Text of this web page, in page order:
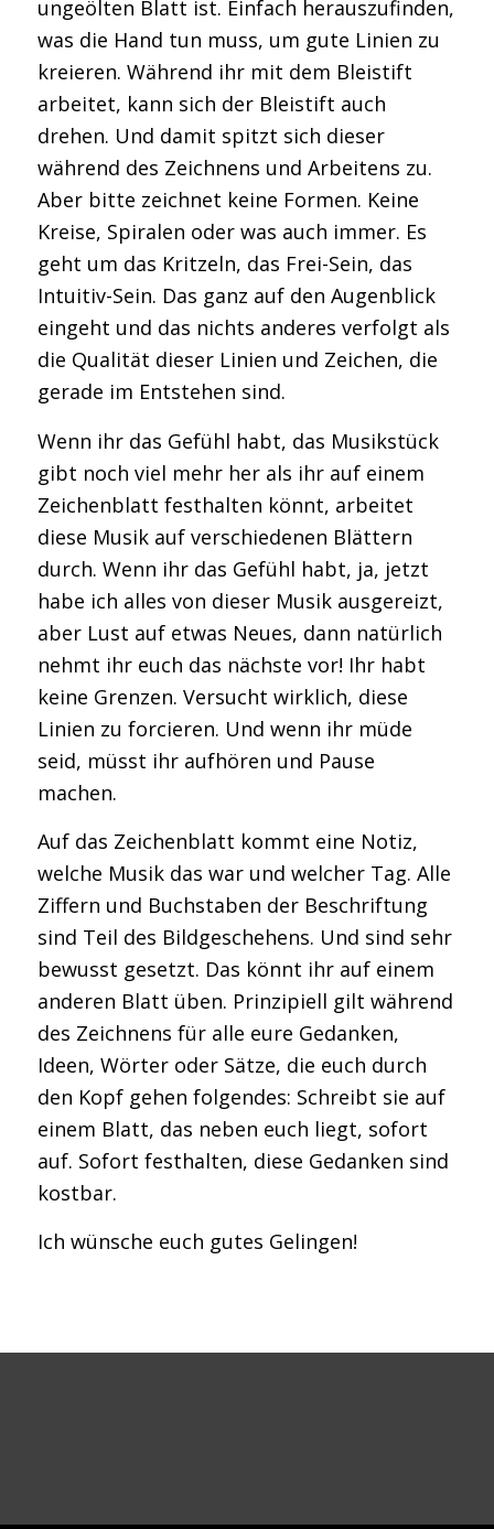
ungeölten Blatt ist. Einfach herauszufinden,
was die Hand tun muss, um gute Linien zu
kreieren. Während ihr mit dem Bleistift
arbeitet, kann sich der Bleistift auch
drehen. Und damit spitzt sich dieser
während des Zeichnens und Arbeitens zu.
Aber bitte zeichnet keine Formen. Keine
Kreise, Spiralen oder was auch immer. Es
geht um das Kritzeln, das Frei-Sein, das
Intuitiv-Sein. Das ganz auf den Augenblick
eingeht und das nichts anderes verfolgt als
die Qualität dieser Linien und Zeichen, die
gerade im Entstehen sind.
Wenn ihr das Gefühl habt, das Musikstück
gibt noch viel mehr her als ihr auf einem
Zeichenblatt festhalten könnt, arbeitet
diese Musik auf verschiedenen Blättern
durch. Wenn ihr das Gefühl habt, ja, jetzt
habe ich alles von dieser Musik ausgereizt,
aber Lust auf etwas Neues, dann natürlich
nehmt ihr euch das nächste vor! Ihr habt
keine Grenzen. Versucht wirklich, diese
Linien zu forcieren. Und wenn ihr müde
seid, müsst ihr aufhören und Pause
machen.
Auf das Zeichenblatt kommt eine Notiz,
welche Musik das war und welcher Tag. Alle
Ziffern und Buchstaben der Beschriftung
sind Teil des Bildgeschehens. Und sind sehr
bewusst gesetzt. Das könnt ihr auf einem
anderen Blatt üben. Prinzipiell gilt während
des Zeichnens für alle eure Gedanken,
Ideen, Wörter oder Sätze, die euch durch
den Kopf gehen folgendes: Schreibt sie auf
einem Blatt, das neben euch liegt, sofort
auf. Sofort festhalten, diese Gedanken sind
kostbar.
Ich wünsche euch gutes Gelingen!